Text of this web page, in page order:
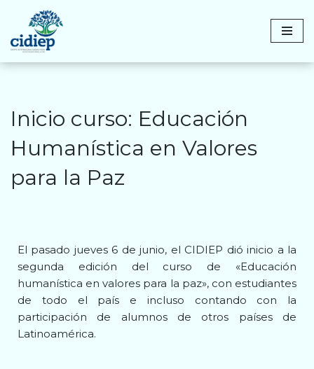
Saltar
al
Inicio curso: Educación
Humanística en Valores
para la Paz
El pasado jueves 6 de junio, el CIDIEP dió inicio a la
segunda edición del curso de «Educación
humanística en valores para la paz», con estudiantes
de todo el país e incluso contando con la
participación de alumnos de otros países de
Latinoamérica.